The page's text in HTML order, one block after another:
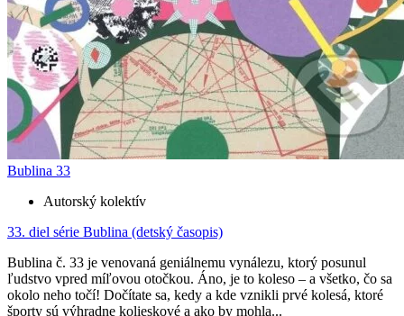
Bublina 33
Autorský kolektív
33. diel série Bublina (detský časopis)
Bublina č. 33 je venovaná geniálnemu vynálezu, ktorý posunul
ľudstvo vpred míľovou otočkou. Áno, je to koleso – a všetko, čo sa
okolo neho točí! Dočítate sa, kedy a kde vznikli prvé kolesá, ktoré
športy sú výhradne kolieskové a ako by mohla...